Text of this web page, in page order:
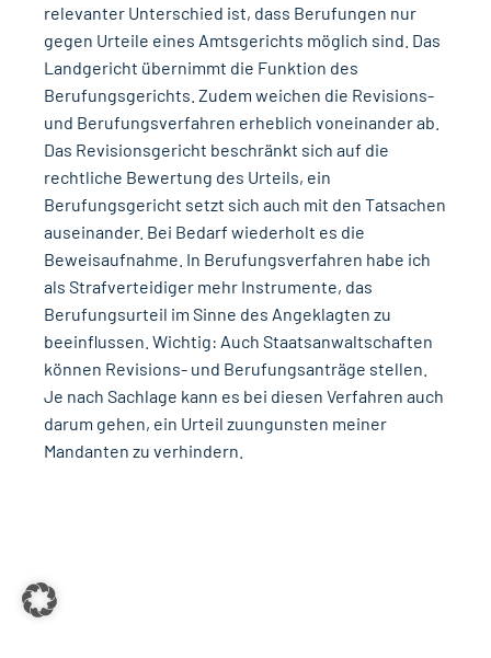
relevanter Unterschied ist, dass Berufungen nur
gegen Urteile eines Amtsgerichts möglich sind. Das
Landgericht übernimmt die Funktion des
Berufungsgerichts. Zudem weichen die Revisions-
und Berufungsverfahren erheblich voneinander ab.
Das Revisionsgericht beschränkt sich auf die
rechtliche Bewertung des Urteils, ein
Berufungsgericht setzt sich auch mit den Tatsachen
auseinander. Bei Bedarf wiederholt es die
Beweisaufnahme. In Berufungsverfahren habe ich
als Strafverteidiger mehr Instrumente, das
Berufungsurteil im Sinne des Angeklagten zu
beeinflussen. Wichtig: Auch Staatsanwaltschaften
können Revisions- und Berufungsanträge stellen.
Je nach Sachlage kann es bei diesen Verfahren auch
darum gehen, ein Urteil zuungunsten meiner
Mandanten zu verhindern.